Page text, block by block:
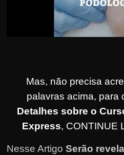
Mas, não precisa
palavras acima, para
Detalhes sobre o
Express, CONTINUE
Nesse ArtigoSerão